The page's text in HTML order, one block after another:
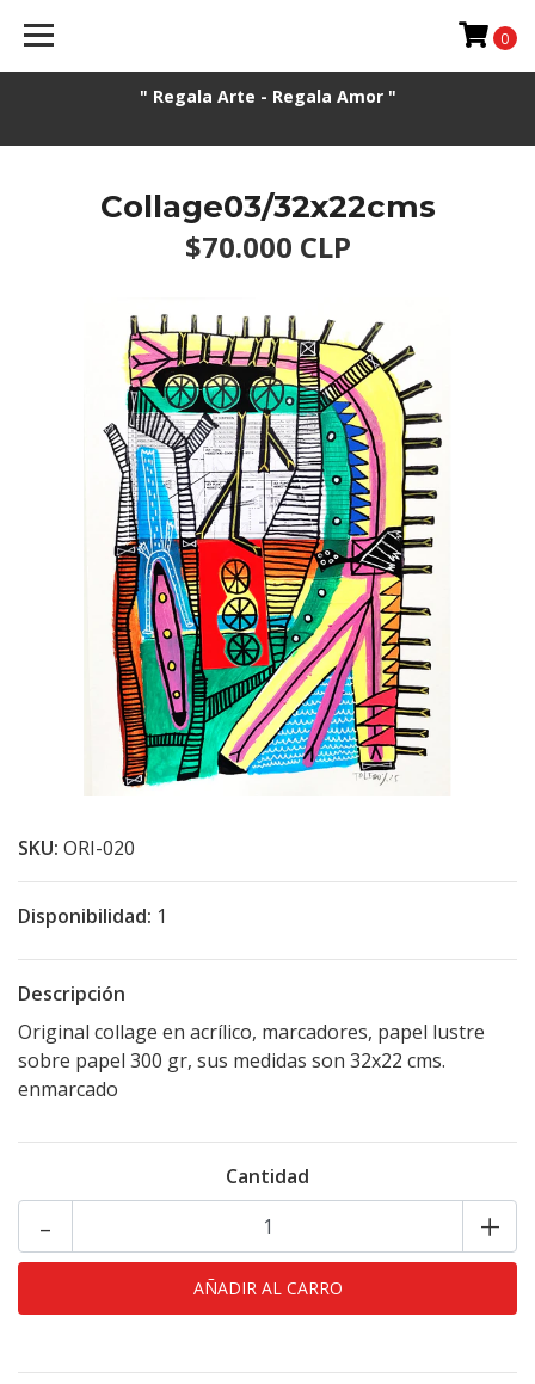
" Regala Arte - Regala Amor "
0
Collage03/32x22cms
$70.000 CLP
SKU: ORI-020
Disponibilidad: 1
Descripción
Original collage en acrílico, marcadores, papel lustre
sobre papel 300 gr, sus medidas son 32x22 cms.
enmarcado
Cantidad
- +